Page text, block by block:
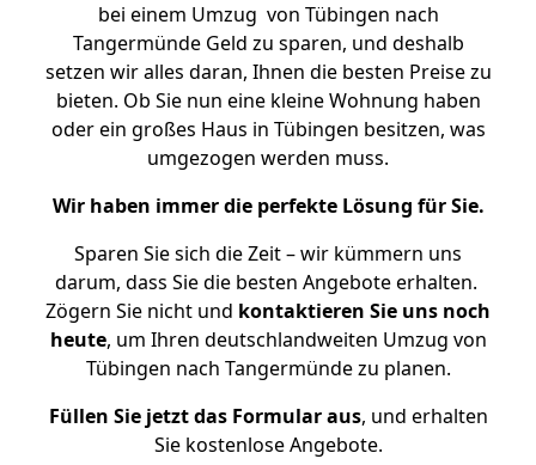
bei einem Umzug von Tübingen nach
Tangermünde Geld zu sparen, und deshalb
setzen wir alles daran, Ihnen die besten Preise zu
bieten. Ob Sie nun eine kleine Wohnung haben
oder ein großes Haus in Tübingen besitzen, was
umgezogen werden muss.
Wir haben immer die perfekte Lösung für Sie.
Sparen Sie sich die Zeit – wir kümmern uns
darum, dass Sie die besten Angebote erhalten.
Zögern Sie nicht und kontaktieren Sie uns noch
heute, um Ihren deutschlandweiten Umzug von
Tübingen nach Tangermünde zu planen.
Füllen Sie jetzt das Formular aus, und erhalten
Sie kostenlose Angebote.